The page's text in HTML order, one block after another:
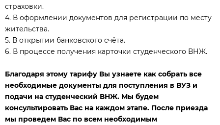
страховки.
4. В оформлении документов для регистрации по месту
жительства.
5. В открытии банковского счёта.
6. В процессе получения карточки студенческого ВНЖ.
Благодаря этому тарифу Вы узнаете как собрать все
необходимые документы для поступления в ВУЗ и
подачи на студенческий ВНЖ. Мы будем
консультировать Вас на каждом этапе. После приезда
мы проведем Вас по всем необходимым